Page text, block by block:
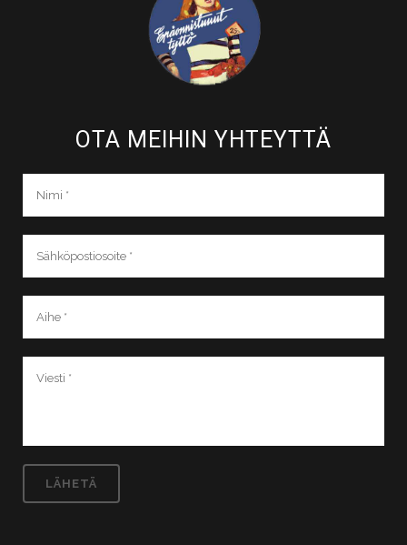
OTA MEIHIN YHTEYTTÄ​